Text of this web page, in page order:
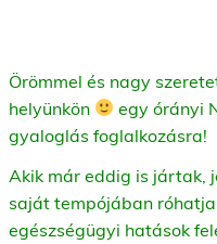
Örömmel és nagy
helyünkön
egy órányi
gyaloglás foglalkozásra!
Akik már eddig is jártak,
saját tempójában
egészségügyi hatások